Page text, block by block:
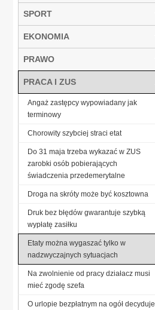
SPORT
EKONOMIA
PRAWO
PRACA I ZUS
Angaż zastępcy wypowiadany jak
terminowy
Chorowity szybciej straci etat
Do 31 maja trzeba wykazać w ZUS
zarobki osób pobierających
świadczenia przedemerytalne
Droga na skróty może być kosztowna
Druk bez błędów gwarantuje szybką
wypłatę zasiłku
Etaty można wygaszać tylko w
nadzwyczajnych sytuacjach
Na zwolnienie od pracy działacz musi
mieć zgodę szefa
O urlopie bezpłatnym na ogół decyduje